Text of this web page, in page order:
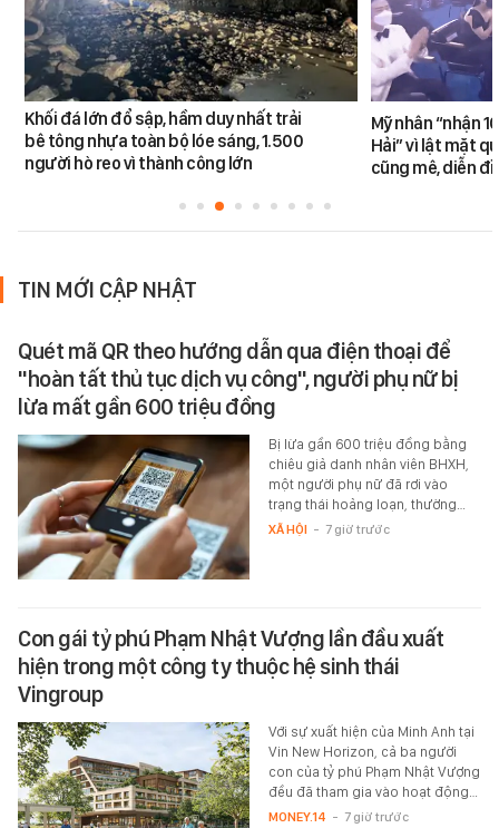
Khối đá lớn đổ sập, hầm duy nhất trải
bê tông nhựa toàn bộ lóe sáng, 1.500
người hò reo vì thành công lớn
Mỹ nhân “nhận
Hải” vì lật mặt
cũng mê, diễn
TIN MỚI CẬP NHẬT
Quét mã QR theo hướng dẫn qua điện thoại để
"hoàn tất thủ tục dịch vụ công", người phụ nữ bị
lừa mất gần 600 triệu đồng
Bị lừa gần 600 triệu đồng bằng
chiêu giả danh nhân viên BHXH,
một người phụ nữ đã rơi vào
trạng thái hoảng loạn, thường…
XÃ HỘI - 7 giờ trước
Con gái tỷ phú Phạm Nhật Vượng lần đầu xuất
hiện trong một công ty thuộc hệ sinh thái
Vingroup
Với sự xuất hiện của Minh Anh tại
Vin New Horizon, cả ba người
con của tỷ phú Phạm Nhật Vượng
đều đã tham gia vào hoạt động…
MONEY.14 - 7 giờ trước